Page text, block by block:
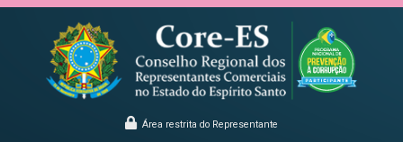
Área restrita do Representante